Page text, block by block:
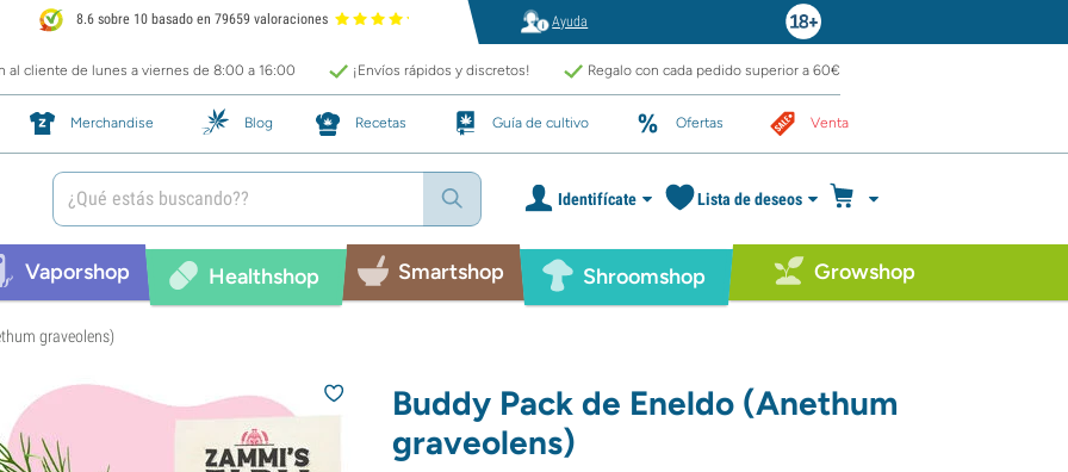
8.6 sobre 10 basado en 79659 valoraciones Ayuda
al cliente de lunes a viernes de 8:00 a 16:00 ¡Envíos rápidos y discretos! Regalo con cada pedido superior a 60€
Merchandise Blog Recetas Guía de cultivo Ofertas Venta
Identifícate Lista de deseos
Vaporshop Healthshop Smartshop Shroomshop Growshop
graveolens)
Buddy Pack de Eneldo (Anethum
graveolens)